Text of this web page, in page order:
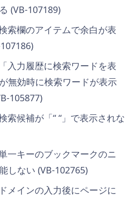
(VB-107189)
索欄のアイテムで余白が表
入力履歴に検索ワードを表
無効時に検索ワードが表示
105877)
索候補が「“ “」で表示されな
一キーのブックマークのニ
しない (VB-102765)
メインの入力後にページに